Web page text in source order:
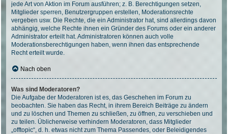
jede Art von Aktion im Forum ausführen; z. B. Berechtigungen setzen,
Mitglieder sperren, Benutzergruppen erstellen, Moderationsrechte
vergeben usw. Die Rechte, die ein Administrator hat, sind allerdings davon
abhängig, welche Rechte ihnen ein Gründer des Forums oder ein anderer
Administrator erteilt hat. Administratoren können auch volle
Moderationsberechtigungen haben, wenn ihnen das entsprechende
Recht erteilt wurde.
Nach oben
Was sind Moderatoren?
Die Aufgabe der Moderatoren ist es, das Geschehen im Forum zu
beobachten. Sie haben das Recht, in ihrem Bereich Beiträge zu ändern
und zu löschen und Themen zu schließen, zu öffnen, zu verschieben und
zu teilen. Üblicherweise verhindern Moderatoren, dass Mitglieder
„offtopic“, d. h. etwas nicht zum Thema Passendes, oder Beleidigendes